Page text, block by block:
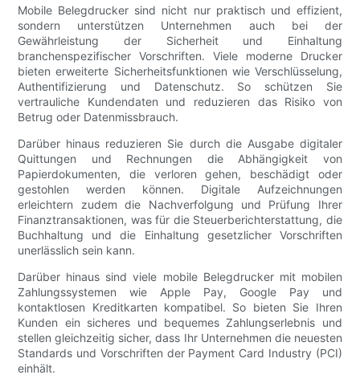
Mobile Belegdrucker sind nicht nur praktisch und effizient,
sondern unterstützen Unternehmen auch bei der
Gewährleistung der Sicherheit und Einhaltung
branchenspezifischer Vorschriften. Viele moderne Drucker
bieten erweiterte Sicherheitsfunktionen wie Verschlüsselung,
Authentifizierung und Datenschutz. So schützen Sie
vertrauliche Kundendaten und reduzieren das Risiko von
Betrug oder Datenmissbrauch.
Darüber hinaus reduzieren Sie durch die Ausgabe digitaler
Quittungen und Rechnungen die Abhängigkeit von
Papierdokumenten, die verloren gehen, beschädigt oder
gestohlen werden können. Digitale Aufzeichnungen
erleichtern zudem die Nachverfolgung und Prüfung Ihrer
Finanztransaktionen, was für die Steuerberichterstattung, die
Buchhaltung und die Einhaltung gesetzlicher Vorschriften
unerlässlich sein kann.
Darüber hinaus sind viele mobile Belegdrucker mit mobilen
Zahlungssystemen wie Apple Pay, Google Pay und
kontaktlosen Kreditkarten kompatibel. So bieten Sie Ihren
Kunden ein sicheres und bequemes Zahlungserlebnis und
stellen gleichzeitig sicher, dass Ihr Unternehmen die neuesten
Standards und Vorschriften der Payment Card Industry (PCI)
einhält.